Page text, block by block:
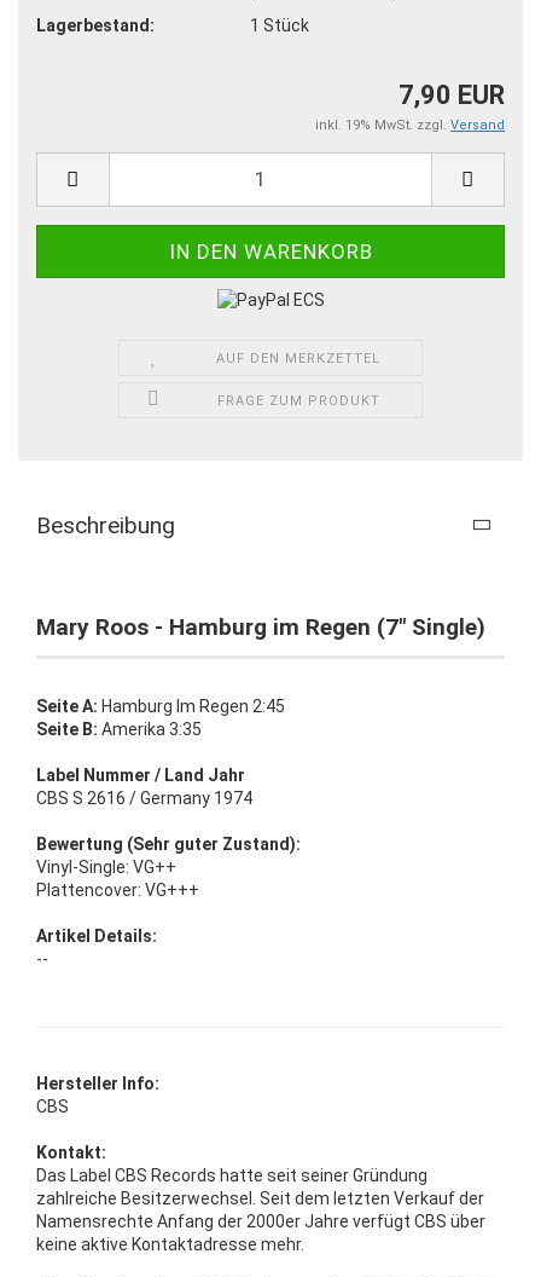
Lagerbestand: 1 Stück
7,90 EUR
inkl. 19% MwSt. zzgl. Versand
AUF DEN MERKZETTEL
FRAGE ZUM PRODUKT
Beschreibung
Mary Roos - Hamburg im Regen (7" Single)
Seite A: Hamburg Im Regen 2:45
Seite B: Amerika 3:35
Label Nummer / Land Jahr
CBS S 2616 / Germany 1974
Bewertung (Sehr guter Zustand):
Vinyl-Single: VG++
Plattencover: VG+++
Artikel Details:
--
Hersteller Info:
CBS
Kontakt:
Das Label CBS Records hatte seit seiner Gründung
zahlreiche Besitzerwechsel. Seit dem letzten Verkauf der
Namensrechte Anfang der 2000er Jahre verfügt CBS über
keine aktive Kontaktadresse mehr.